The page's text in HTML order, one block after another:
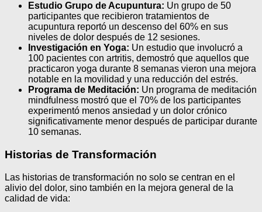
Estudio Grupo de Acupuntura: Un grupo de 50
participantes que recibieron tratamientos de
acupuntura reportó un descenso del 60% en sus
niveles de dolor después de 12 sesiones.
Investigación en Yoga: Un estudio que involucró a
100 pacientes con artritis, demostró que aquellos que
practicaron yoga durante 8 semanas vieron una mejora
notable en la movilidad y una reducción del estrés.
Programa de Meditación: Un programa de meditación
mindfulness mostró que el 70% de los participantes
experimentó menos ansiedad y un dolor crónico
significativamente menor después de participar durante
10 semanas.
Historias de Transformación
Las historias de transformación no solo se centran en el
alivio del dolor, sino también en la mejora general de la
calidad de vida: